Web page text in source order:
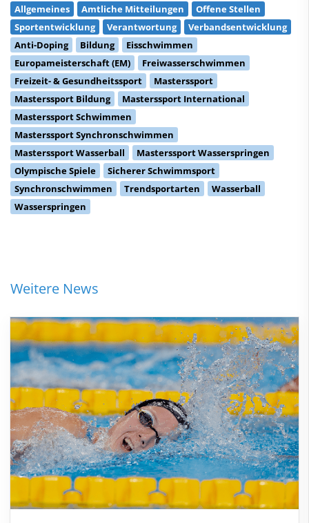
Allgemeines Amtliche Mitteilungen
Offene Stellen
Sportentwicklung
Verantwortung
Verbandsentwicklung
Anti-Doping
Bildung
Eisschwimmen
Europameisterschaft (EM)
Freiwasserschwimmen
Freizeit- & Gesundheitssport
Masterssport
Masterssport Bildung
Masterssport International
Masterssport Schwimmen
Masterssport Synchronschwimmen
Masterssport Wasserball
Masterssport Wasserspringen
Olympische Spiele
Sicherer Schwimmsport
Synchronschwimmen
Trendsportarten
Wasserball
Wasserspringen
Weitere News